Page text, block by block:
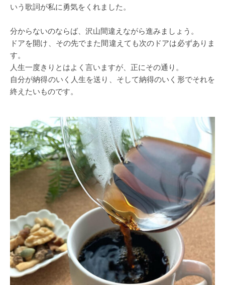
いう歌詞が私に勇気をくれました。
分からないのならば、沢山間違えながら進みましょう。
ドアを開け、その先でまた間違えても次のドアは必ずありま
す。
人生一度きりとはよく言いますが、正にその通り。
自分が納得のいく人生を送り、そして納得のいく形でそれを
終えたいものです。